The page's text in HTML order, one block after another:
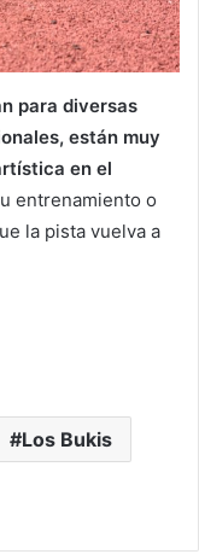
para diversas
están muy
en el
entrenamiento o
la pista vuelva a
Los Bukis